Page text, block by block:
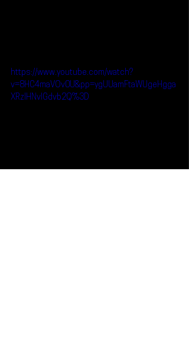
https://www.youtube.com/watch?
v=8HC4maVOv0U&pp=ygUUamFtaWUgeHgga
XRzIHNvIGdvb2Q%3D